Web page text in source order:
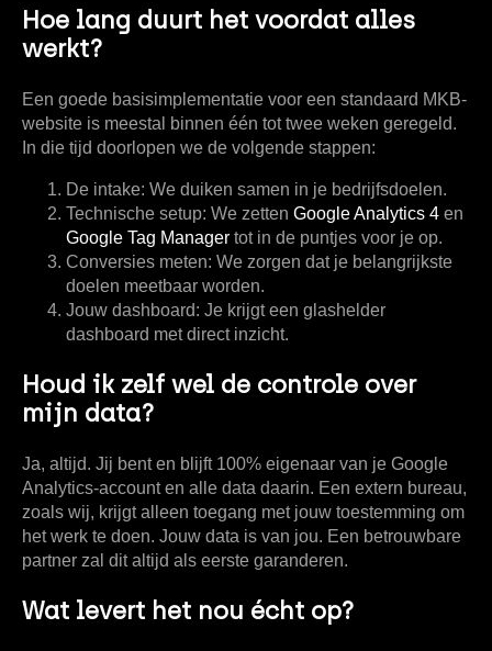
Hoe lang duurt het voordat alles
werkt?
Een goede basisimplementatie voor een standaard MKB-
website is meestal binnen één tot twee weken geregeld.
In die tijd doorlopen we de volgende stappen:
De intake: We duiken samen in je bedrijfsdoelen.
Technische setup: We zetten Google Analytics 4 en
Google Tag Manager tot in de puntjes voor je op.
Conversies meten: We zorgen dat je belangrijkste
doelen meetbaar worden.
Jouw dashboard: Je krijgt een glashelder
dashboard met direct inzicht.
Houd ik zelf wel de controle over
mijn data?
Ja, altijd. Jij bent en blijft 100% eigenaar van je Google
Analytics-account en alle data daarin. Een extern bureau,
zoals wij, krijgt alleen toegang met jouw toestemming om
het werk te doen. Jouw data is van jou. Een betrouwbare
partner zal dit altijd als eerste garanderen.
Wat levert het nou écht op?